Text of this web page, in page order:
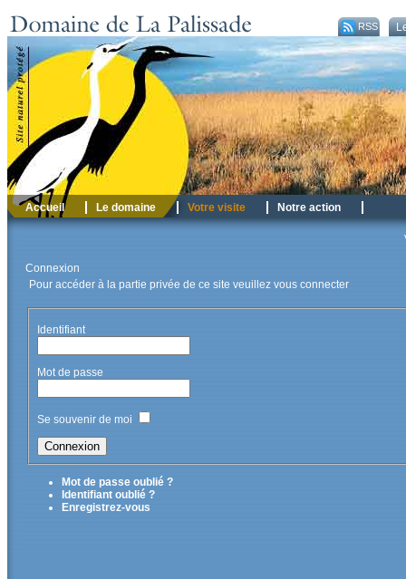
RSS
Accueil Le domaine Votre visite Notre action
Connexion
Pour accéder à la partie privée de ce site veuillez vous connecter
Identifiant
Mot de passe
Se souvenir de moi
Mot de passe oublié ?
Identifiant oublié ?
Enregistrez-vous